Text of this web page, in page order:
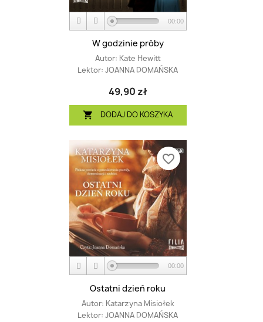
00:00
W godzinie próby
Autor: Kate Hewitt
Lektor: JOANNA DOMAŃSKA
49,90 zł
 DODAJ DO KOSZYKA
00:00
Ostatni dzień roku
Autor: Katarzyna Misiołek
Lektor: JOANNA DOMAŃSKA
favorite_border